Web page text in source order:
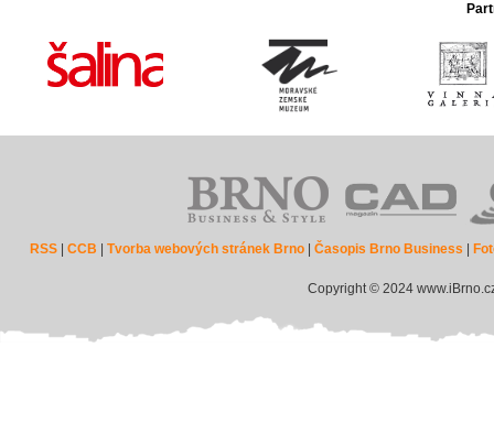
RSS |CCB |Tvorba webových stránek Brno |Časopis Brno Business
Copyright © 2024